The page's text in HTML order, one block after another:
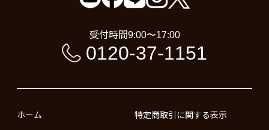
受付時間9:00〜17:00
0120-37-1151
ホーム 特定商取引に関する表示